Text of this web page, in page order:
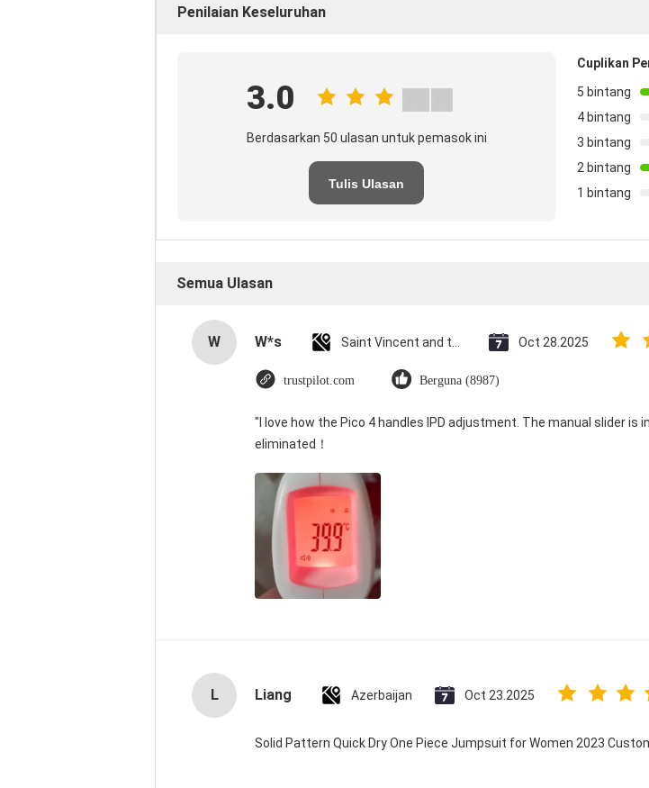
Penilaian Keseluruhan
3.0
Berdasarkan 50 ulasan untuk pemasok ini
Tulis Ulasan
Cuplikan
5 bintang
4 bintang
3 bintang
2 bintang
1 bintang
Semua Ulasan
W W*s Oct 28.2025
trustpilot.com Berguna (8987)
"I love how the Pico 4 handles IPD adjustment. The manual slider
eliminated！
L Liang Azerbaijan Oct 23.2025
Solid Pattern Quick Dry One Piece Jumpsuit for Women 2023